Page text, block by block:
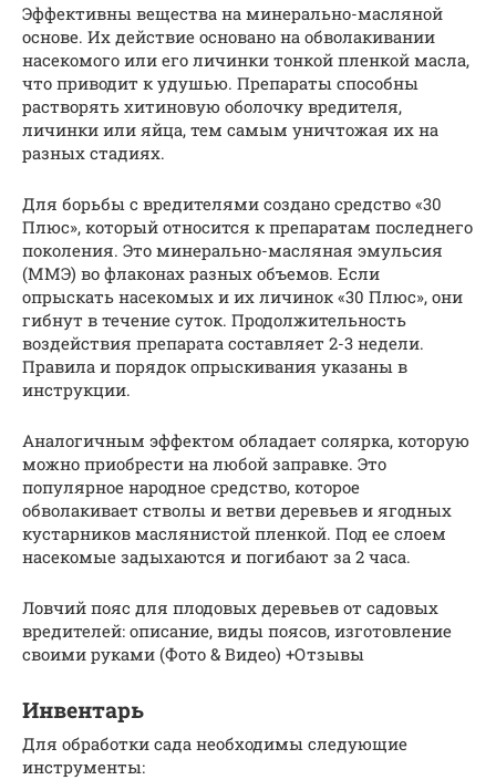
Эффективны вещества на минерально-масляной
основе. Их действие основано на обволакивании
насекомого или его личинки тонкой пленкой масла,
что приводит к удушью. Препараты способны
растворять хитиновую оболочку вредителя,
личинки или яйца, тем самым уничтожая их на
разных стадиях.
Для борьбы с вредителями создано средство «30
Плюс», который относится к препаратам последнего
поколения. Это минерально-масляная эмульсия
(ММЭ) во флаконах разных объемов. Если
опрыскать насекомых и их личинок «30 Плюс», они
гибнут в течение суток. Продолжительность
воздействия препарата составляет 2-3 недели.
Правила и порядок опрыскивания указаны в
инструкции.
Аналогичным эффектом обладает солярка, которую
можно приобрести на любой заправке. Это
популярное народное средство, которое
обволакивает стволы и ветви деревьев и ягодных
кустарников маслянистой пленкой. Под ее слоем
насекомые задыхаются и погибают за 2 часа.
Ловчий пояс для плодовых деревьев от садовых
вредителей: описание, виды поясов, изготовление
своими руками (Фото & Видео) +Отзывы
Инвентарь
Для обработки сада необходимы следующие
инструменты: